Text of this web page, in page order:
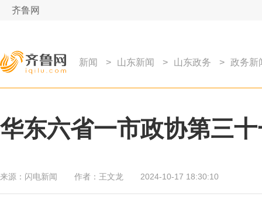
齐鲁网
新闻 > 山东新闻 > 山东政务 > 政务新
华东六省一市政协第三
来源： 闪电新闻 作者： 王文龙 2024-10-17 18:30:10